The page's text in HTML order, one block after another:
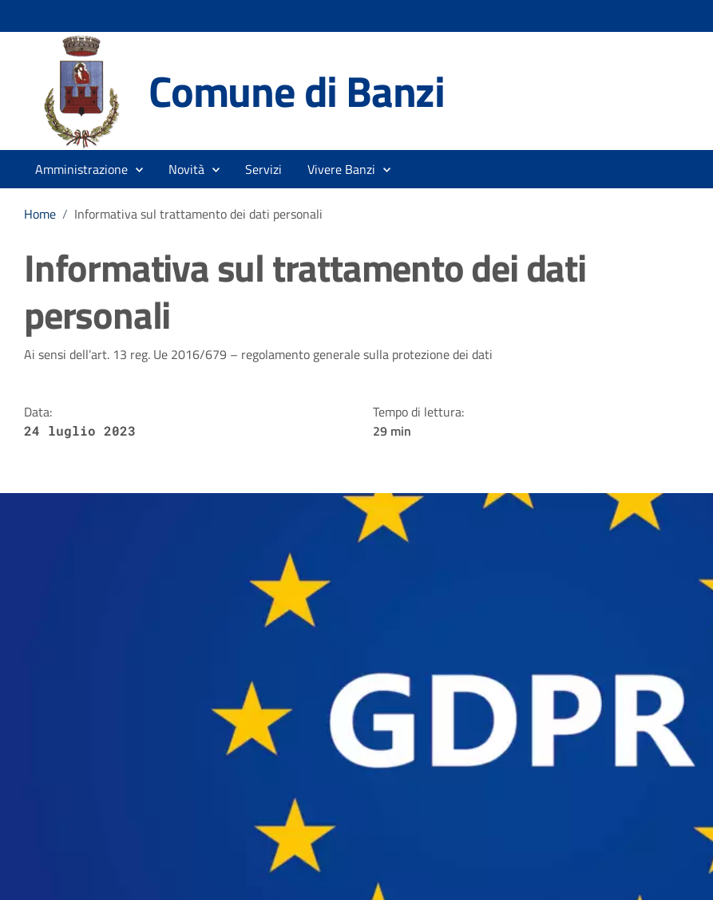
Comune di Banzi
Amministrazione Novità Servizi Vivere Banzi
Home / Informativa sul trattamento dei dati personali
Informativa sul trattamento dei dati
personali
Dettagli della notizia
Ai sensi dell’art. 13 reg. Ue 2016/679 – regolamento generale sulla protezione dei dati
Data:
24 luglio 2023
Tempo di lettura:
29 min